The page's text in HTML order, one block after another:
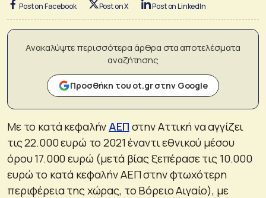
Post on Facebook Post on X Post on LinkedIn
Ανακαλύψτε περισσότερα άρθρα στα αποτελέσματα
αναζήτησης
Προσθήκη του ot.gr στην Google
Με το κατά κεφαλήν ΑΕΠ στην Αττική να αγγίζει
τις 22.000 ευρώ το 2021 έναντι εθνικού μέσου
όρου 17.000 ευρώ (μετά βίας ξεπέρασε τις 10.000
ευρώ το κατά κεφαλήν ΑΕΠ στην φτωχότερη
περιφέρεια της χώρας, το Βόρειο Αιγαίο), με